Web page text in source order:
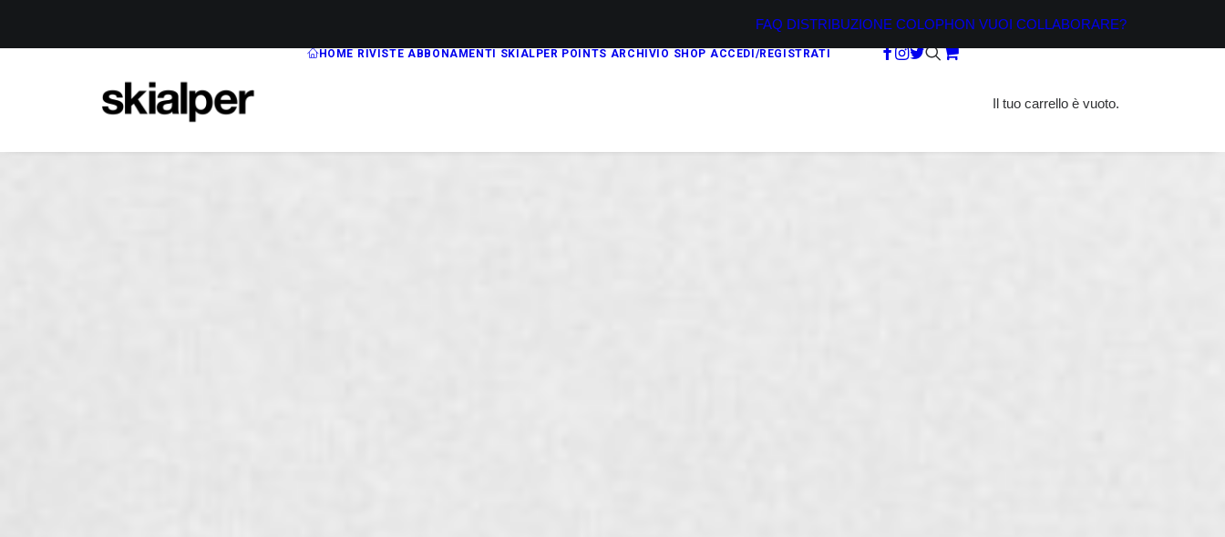
FAQ DISTRIBUZIONE COLOPHON VUOI COLLABORARE?
HOME RIVISTE ABBONAMENTI SKIALPER POINTS ARCHIVIO SHOP ACCEDI/REGISTRATI
Il tuo carrello è vuoto.